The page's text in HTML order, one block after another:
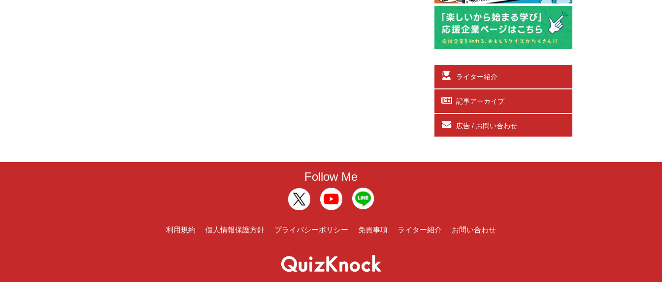
ライター紹介
記事アーカイブ
広告 / お問い合わせ
Follow Me
利用規約 個人情報保護方針 プライバシーポリシー 免責事項 ライター紹介 お問い合わせ